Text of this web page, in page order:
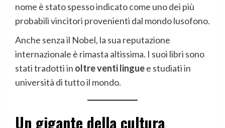
nome è stato spesso indicato come uno dei più
probabili vincitori provenienti dal mondo lusofono.
Anche senza il Nobel, la sua reputazione
internazionale è rimasta altissima. I suoi libri sono
stati tradotti in oltre venti linguee studiati in
università di tutto il mondo.
Un gigante della cultura